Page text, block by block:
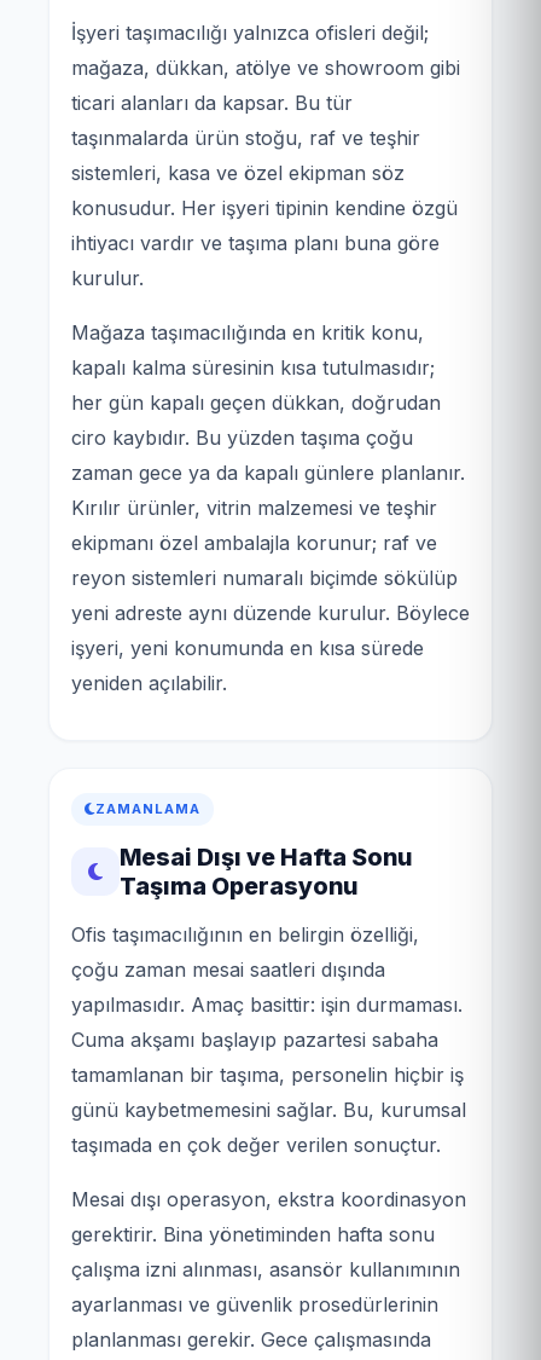
İşyeri taşımacılığı yalnızca ofisleri değil;
mağaza, dükkan, atölye ve showroom gibi
ticari alanları da kapsar. Bu tür
taşınmalarda ürün stoğu, raf ve teşhir
sistemleri, kasa ve özel ekipman söz
konusudur. Her işyeri tipinin kendine özgü
ihtiyacı vardır ve taşıma planı buna göre
kurulur.
Mağaza taşımacılığında en kritik konu,
kapalı kalma süresinin kısa tutulmasıdır;
her gün kapalı geçen dükkan, doğrudan
ciro kaybıdır. Bu yüzden taşıma çoğu
zaman gece ya da kapalı günlere planlanır.
Kırılır ürünler, vitrin malzemesi ve teşhir
ekipmanı özel ambalajla korunur; raf ve
reyon sistemleri numaralı biçimde sökülüp
yeni adreste aynı düzende kurulur. Böylece
işyeri, yeni konumunda en kısa sürede
yeniden açılabilir.
ZAMANLAMA
Mesai Dışı ve Hafta Sonu
Taşıma Operasyonu
Ofis taşımacılığının en belirgin özelliği,
çoğu zaman mesai saatleri dışında
yapılmasıdır. Amaç basittir: işin durmaması.
Cuma akşamı başlayıp pazartesi sabaha
tamamlanan bir taşıma, personelin hiçbir iş
günü kaybetmemesini sağlar. Bu, kurumsal
taşımada en çok değer verilen sonuçtur.
Mesai dışı operasyon, ekstra koordinasyon
gerektirir. Bina yönetiminden hafta sonu
çalışma izni alınması, asansör kullanımının
ayarlanması ve güvenlik prosedürlerinin
planlanması gerekir. Gece çalışmasında